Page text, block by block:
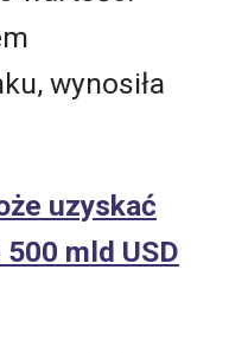
wynosiła
uzyskać
mld USD